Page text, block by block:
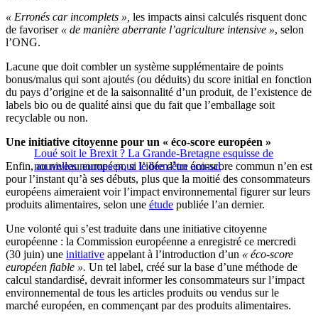
« Erronés car incomplets », les impacts ainsi calculés risquent donc
de favoriser « de manière aberrante l’agriculture intensive », selon
l’ONG.
Lacune que doit combler un système supplémentaire de points
bonus/malus qui sont ajoutés (ou déduits) du score initial en fonction
du pays d’origine et de la saisonnalité d’un produit, de l’existence de
labels bio ou de qualité ainsi que du fait que l’emballage soit
recyclable ou non.
Loué soit le Brexit ? La Grande-Bretagne esquisse de
nouvelles normes pour le bien-être animal
Une initiative citoyenne pour un « éco-score européen »
Enfin, au niveau européen, si l’idée d’un éco-score commun n’en est
pour l’instant qu’à ses débuts, plus que la moitié des consommateurs
européens aimeraient voir l’impact environnemental figurer sur leurs
produits alimentaires, selon une étude publiée l’an dernier.
Une volonté qui s’est traduite dans une initiative citoyenne
européenne : la Commission européenne a enregistré ce mercredi
(30 juin) une initiative appelant à l’introduction d’un « éco-score
européen fiable ». Un tel label, créé sur la base d’une méthode de
calcul standardisé, devrait informer les consommateurs sur l’impact
environnemental de tous les articles produits ou vendus sur le
marché européen, en commençant par des produits alimentaires.